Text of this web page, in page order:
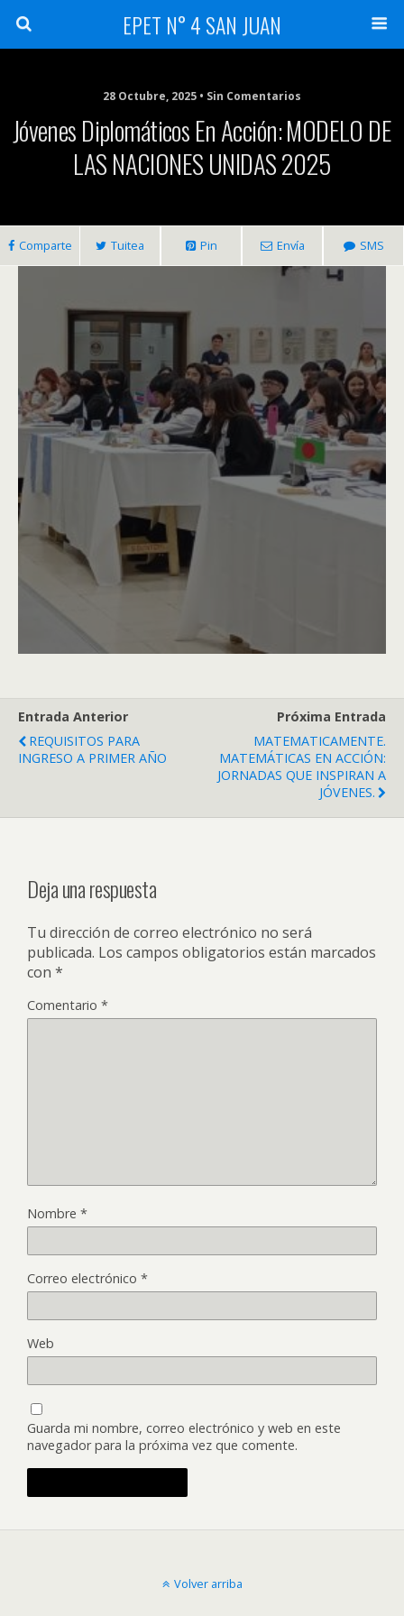
EPET N° 4 SAN JUAN
28 Octubre, 2025 • Sin Comentarios
Jóvenes Diplomáticos En Acción: MODELO DE
LAS NACIONES UNIDAS 2025
Comparte Tuitea Pin Envía SMS
Entrada Anterior
REQUISITOS PARA
INGRESO A PRIMER AÑO
Próxima Entrada
MATEMATICAMENTE.
MATEMÁTICAS EN ACCIÓN:
JORNADAS QUE INSPIRAN A
JÓVENES.
Deja una respuesta
Tu dirección de correo electrónico no será
publicada. Los campos obligatorios están marcados
con *
Comentario *
Nombre *
Correo electrónico *
Web
Guarda mi nombre, correo electrónico y web en este
navegador para la próxima vez que comente.
Volver arriba